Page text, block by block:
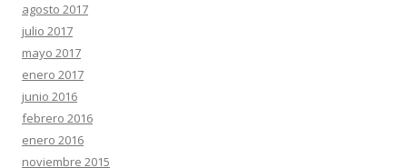
agosto 2017
julio 2017
mayo 2017
enero 2017
junio 2016
febrero 2016
enero 2016
noviembre 2015